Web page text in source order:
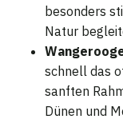
besonders
Natur
schnell das
sanften
Dünen und